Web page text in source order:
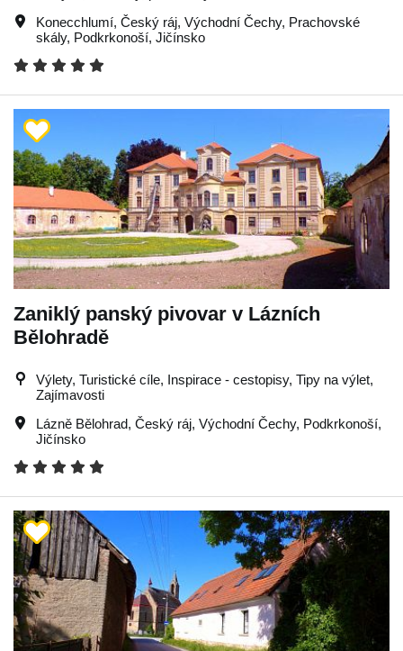
Konecchlumí, Český ráj, Východní Čechy, Prachovské
skály, Podkrkonoší, Jičínsko
Zaniklý panský pivovar v Lázních
Bělohradě
Výlety, Turistické cíle, Inspirace - cestopisy, Tipy na výlet,
Zajímavosti
Lázně Bělohrad, Český ráj, Východní Čechy, Podkrkonoší,
Jičínsko